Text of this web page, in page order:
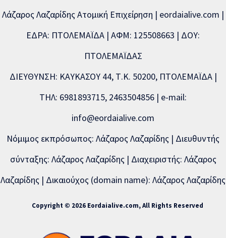
Λάζαρος Λαζαρίδης Ατομική Επιχείρηση | eordaialive.com |
ΕΔΡΑ: ΠΤΟΛΕΜΑΪΔΑ | ΑΦΜ: 125508663 | ΔΟΥ:
ΠΤΟΛΕΜΑΪΔΑΣ
ΔΙΕΥΘΥΝΣΗ: ΚΑΥΚΑΣΟΥ 44, Τ.Κ. 50200, ΠΤΟΛΕΜΑΪΔΑ |
ΤΗΛ: 6981893715, 2463504856 | e-mail:
info@eordaialive.com
Νόμιμος εκπρόσωπος: Λάζαρος Λαζαρίδης | Διευθυντής
σύνταξης: Λάζαρος Λαζαρίδης | Διαχειριστής: Λάζαρος
Λαζαρίδης | Δικαιούχος (domain name): Λάζαρος Λαζαρίδης
Copyright © 2026 Eordaialive.com, All Rights Reserved